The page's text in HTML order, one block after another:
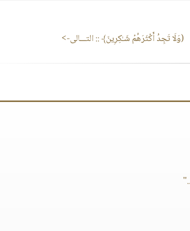
(وَلَا تَجِدُ أَكۡثَرَهُمۡ شَـٰكِرِینَ﴾:: التـــالى->